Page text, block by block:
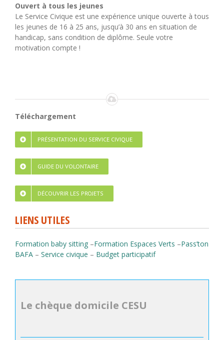
Ouvert à tous les jeunes
Le Service Civique est une expérience unique ouverte à tous
les jeunes de 16 à 25 ans, jusqu’à 30 ans en situation de
handicap, sans condition de diplôme. Seule votre
motivation compte !
Téléchargement
PRÉSENTATION DU SERVICE CIVIQUE
GUIDE DU VOLONTAIRE
DÉCOUVRIR LES PROJETS
LIENS UTILES
Formation baby sitting –Formation Espaces Verts –Pass’ton
BAFA – Service civique – Budget participatif
Le chèque domicile CESU